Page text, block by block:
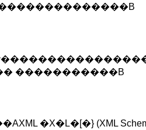
�����������B
�X�L�[�} (XML